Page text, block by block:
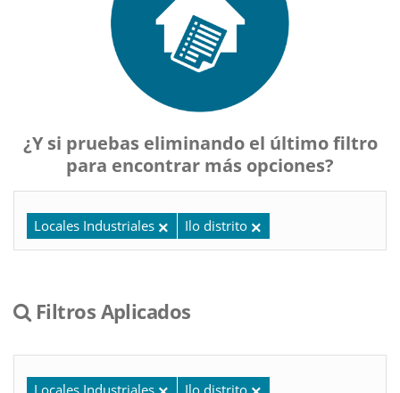
¿Y si pruebas eliminando el último filtro
para encontrar más opciones?
Locales Industriales Ilo distrito
Filtros Aplicados
Locales Industriales Ilo distrito